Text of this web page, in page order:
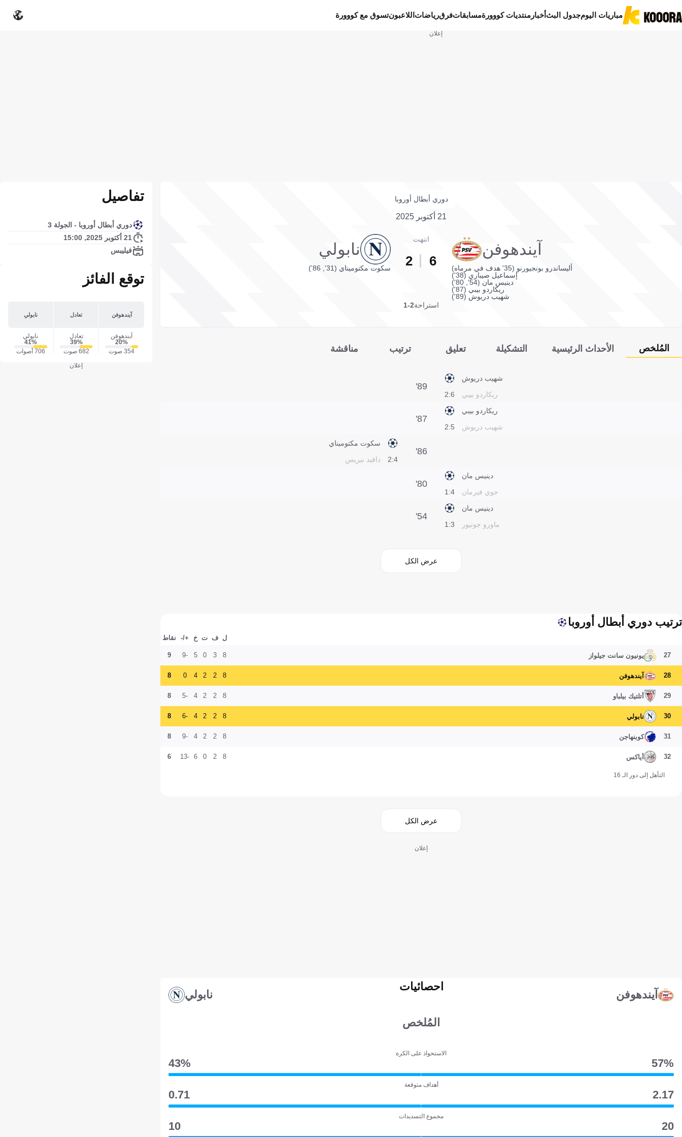
مباريات اليومجدول البثأخبار منتديات كووورةمسابقاتفرقرياضات اللاعبونتسوق مع كووورة
إعلان
دوري أبطال أوروبا
21 أكتوبر 2025
آيندهوفن
أليساندرو بونجيورنو (35' هدف في مرماه)
إسماعيل صيباري (38')
دينيس مان (54', 80')
ريكاردو بيبي (87')
شهيب دريوش (89')
انتهت
6
2
نابولي
سكوت مكتوميناي (31', 86')
استراحة2-1
المُلخص الأحداث الرئيسية التشكيلة تعليق ترتيب مناقشة
6:2
شهيب دريوش
ريكاردو بيبي
89'
5:2
ريكاردو بيبي
شهيب دريوش
87'
4:2
سكوت مكتوميناي
دافيد نيريس
86'
4:1
دينيس مان
جوي فيرمان
80'
3:1
دينيس مان
ماورو جونيور
54'
عرض الكل
ترتيب دوري أبطال أوروبا
ل ف ت خ +/- نقاط
27 يونيون سانت جيلواز 8
3
0
5
-9
9
28 آيندهوفن 8
2
2
4
0
8
29 أتلتيك بيلباو 8
2
2
4
-5
8
30 نابولي 8
2
2
4
-6
8
31 كوبنهاجن 8
2
2
4
-9
8
32 أياكس 8
2
0
6
-13
6
التأهل إلى دور الـ 16
عرض الكل
إعلان
آيندهوفن
احصائيات
نابولي
المُلخص
الاستحواذ على الكرة
57‎%‎
43‎%‎
أهداف متوقعة
2.17
0.71
مجموع التسديدات
20
10
تفاصيل
دوري أبطال أوروبا - الجولة 3
21 أكتوبر 2025, 15:00
فيليبس
توقع الفائز
آيندهوفن تعادل نابولي
آيندهوفن
20‎%‎
354 صوت
تعادل
39‎%‎
682 صوت
نابولي
41‎%‎
706 أصوات
إعلان